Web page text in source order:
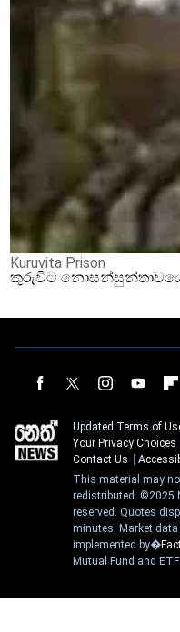
Kuruvita Prison
කුරුවිට
Updated Terms of
Your Privacy Choices
Contact Us
This material may
redistributed. ©2025
reserved. Quotes
minutes. Market
implemented by�
Mutual Fund and